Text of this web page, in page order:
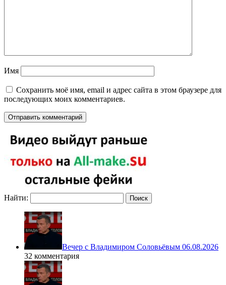
Имя
Сохранить моё имя, email и адрес сайта в этом браузере для
последующих моих комментариев.
Найти:
Вечер с Владимиром Соловьёвым 06.08.2026
32 комментария